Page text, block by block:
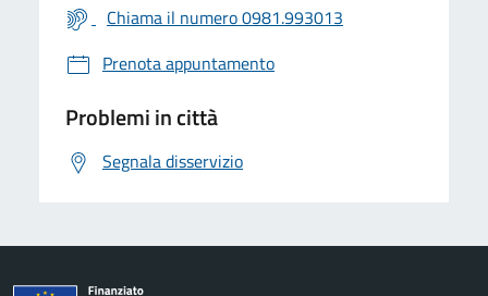
Chiama il numero 0981.993013
Prenota appuntamento
Problemi in città
Segnala disservizio